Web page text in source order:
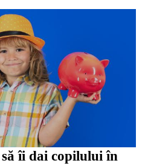
să îi dai copilului în